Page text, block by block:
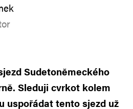
Sudetoněmeckého
Sleduji cvrkot kolem
uspořádat tento sjezd už